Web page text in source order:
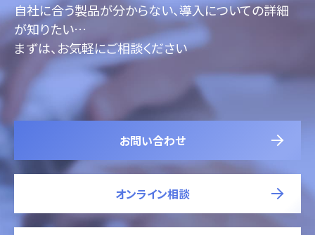
自社に合う製品が分からない、導入についての詳細
が知りたい…
まずは、お気軽にご相談ください
お問い合わせ
オンライン相談